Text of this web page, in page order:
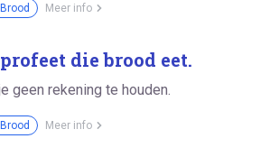
Brood Meer info
die brood eet.
geen rekening te houden.
Brood Meer info